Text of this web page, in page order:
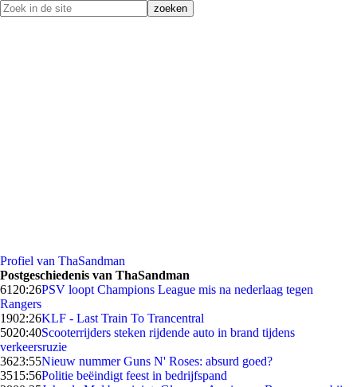
Profiel van ThaSandman
Postgeschiedenis van ThaSandman
61 20:26PSV loopt Champions League mis na nederlaag tegen
Rangers
1902:26KLF - Last Train To Trancentral
5020:40Scooterrijders steken rijdende auto in brand tijdens
verkeersruzie
3623:55Nieuw nummer Guns N' Roses: absurd goed?
3515:56Politie beëindigt feest in bedrijfspand